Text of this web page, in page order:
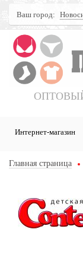
Ваш город:
Интернет-магазин
Главная страница